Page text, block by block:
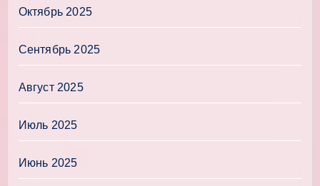
Октябрь 2025
Сентябрь 2025
Август 2025
Июль 2025
Июнь 2025